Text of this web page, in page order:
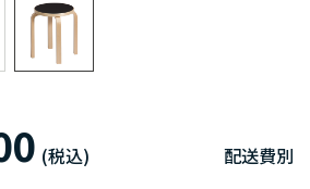
(税込) 配送費別